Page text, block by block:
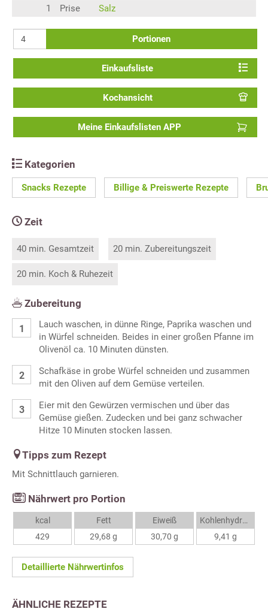
1
Prise Salz
Portionen
Einkaufsliste
Kochansicht
Meine Einkaufslisten APP
Kategorien
Snacks Rezepte Billige & Preiswerte Rezepte
Zeit
40 min. Gesamtzeit 20 min. Zubereitungszeit
20 min. Koch & Ruhezeit
Zubereitung
Lauch waschen, in dünne Ringe, Paprika waschen und
in Würfel schneiden. Beides in einer großen Pfanne im
Olivenöl ca. 10 Minuten dünsten.
Schafkäse in grobe Würfel schneiden und zusammen
mit den Oliven auf dem Gemüse verteilen.
Eier mit den Gewürzen vermischen und über das
Gemüse gießen. Zudecken und bei ganz schwacher
Hitze 10 Minuten stocken lassen.
Tipps zum Rezept
Mit Schnittlauch garnieren.
Nährwert pro Portion
kcal
429
Fett
29,68 g
Eiweiß
30,70 g
Kohlenhydrate
9,41 g
Detaillierte Nährwertinfos
ÄHNLICHE REZEPTE